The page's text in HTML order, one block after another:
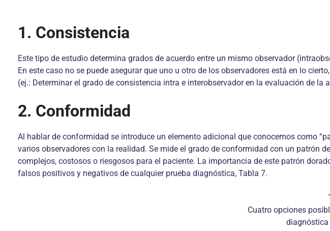
1. Consistencia
Este tipo de estudio determina grados de acuerdo entre un mismo observador
En este caso no se puede asegurar que uno u otro de los observadores está en lo
(ej.: Determinar el grado de consistencia intra e interobservador en la evaluación de
2. Conformidad
Al hablar de conformidad se introduce un elemento adicional que conocemos como
varios observadores con la realidad. Se mide el grado de conformidad con un patrón
complejos, costosos o riesgosos para el paciente. La importancia de este patrón
falsos positivos y negativos de cualquier prueba diagnóstica, Tabla 7.
Cuatro opciones
diagnóstica